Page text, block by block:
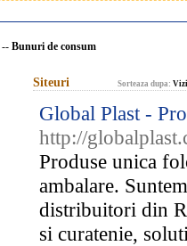
-- Bunuri de consum
Siteuri Sorteaza dupa:
Global Plast -
http://
Produse unica
ambalare.
distribuitori din
si curatenie,